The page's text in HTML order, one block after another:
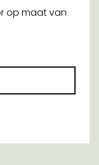
op maat van